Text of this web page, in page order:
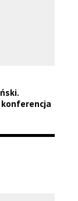
konferencja